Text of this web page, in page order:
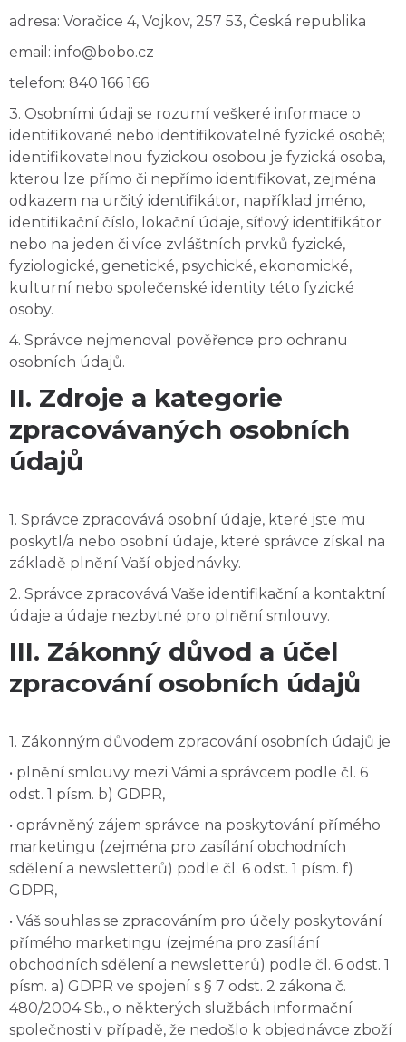
adresa: Voračice 4, Vojkov, 257 53, Česká republika
email: info@bobo.cz
telefon: 840 166 166
3. Osobními údaji se rozumí veškeré informace o
identifikované nebo identifikovatelné fyzické osobě;
identifikovatelnou fyzickou osobou je fyzická osoba,
kterou lze přímo či nepřímo identifikovat, zejména
odkazem na určitý identifikátor, například jméno,
identifikační číslo, lokační údaje, síťový identifikátor
nebo na jeden či více zvláštních prvků fyzické,
fyziologické, genetické, psychické, ekonomické,
kulturní nebo společenské identity této fyzické
osoby.
4. Správce nejmenoval pověřence pro ochranu
osobních údajů.
II. Zdroje a kategorie
zpracovávaných osobních
údajů
1. Správce zpracovává osobní údaje, které jste mu
poskytl/a nebo osobní údaje, které správce získal na
základě plnění Vaší objednávky.
2. Správce zpracovává Vaše identifikační a kontaktní
údaje a údaje nezbytné pro plnění smlouvy.
III. Zákonný důvod a účel
zpracování osobních údajů
1. Zákonným důvodem zpracování osobních údajů je
• plnění smlouvy mezi Vámi a správcem podle čl. 6
odst. 1 písm. b) GDPR,
• oprávněný zájem správce na poskytování přímého
marketingu (zejména pro zasílání obchodních
sdělení a newsletterů) podle čl. 6 odst. 1 písm. f)
GDPR,
• Váš souhlas se zpracováním pro účely poskytování
přímého marketingu (zejména pro zasílání
obchodních sdělení a newsletterů) podle čl. 6 odst. 1
písm. a) GDPR ve spojení s § 7 odst. 2 zákona č.
480/2004 Sb., o některých službách informační
společnosti v případě, že nedošlo k objednávce zboží